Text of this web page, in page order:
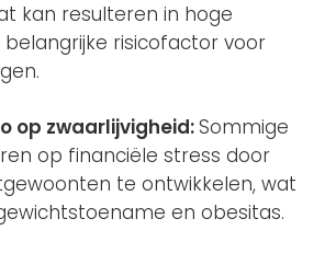
kan resulteren in hoge
risicofactor voor
op zwaarlijvigheid:Sommige
op financiële stress door
te ontwikkelen, wat
en obesitas.